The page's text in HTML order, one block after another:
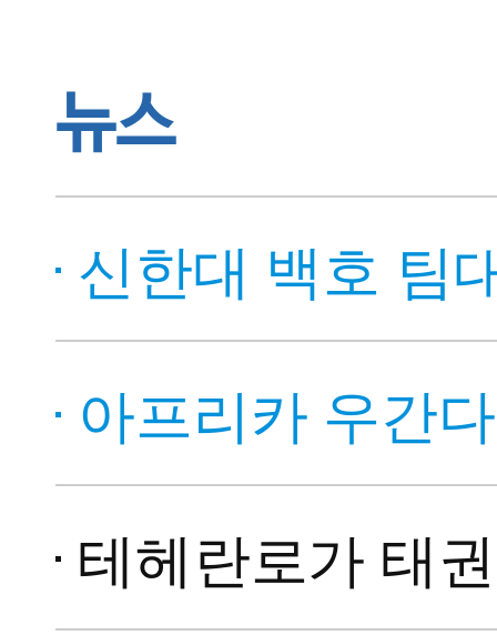
뉴스
신한대 백호 팀대항 우
아프리카 우간다, 세계태권
테헤란로가 태권도로…